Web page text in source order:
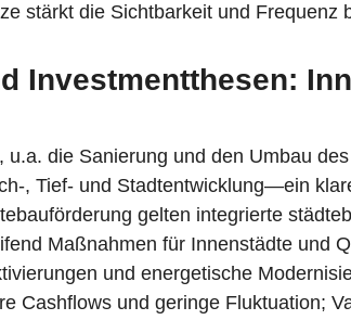
stärkt die Sichtbarkeit und
Investmentthesen:
die Sanierung und den Umbau
Tief‑ und Stadtentwicklung—ein
gelten integrierte
Maßnahmen für Innenstädte und
und energetische
Cashflows und geringe Fluktuation;